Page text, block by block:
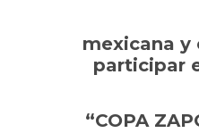
mexicana y
participar
“COPA